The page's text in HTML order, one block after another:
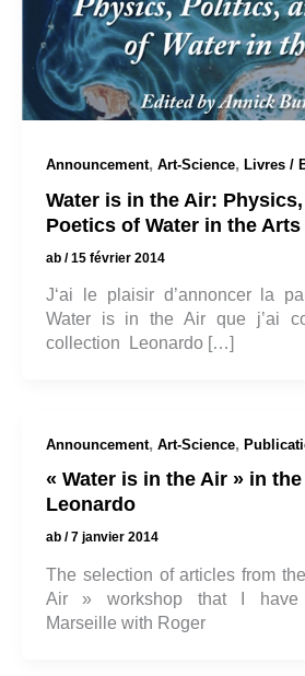
Announcement, Art-Science, Livres /
Water is in the Air:
Poetics of Water in the Arts
ab /15 février 2014
J‘ai le plaisir d’annoncer la
Water is in the Air que j’ai
collection Leonardo […]
Announcement, Art-Science,
« Water is in the Air » in
Leonardo
ab /7 janvier 2014
The selection of articles from
Air » workshop that I have
Marseille with Roger